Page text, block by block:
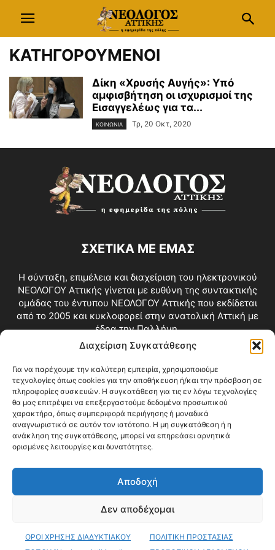
Διαχείριση Συγκατάθεσης
Για να παρέχουμε την καλύτερη εμπειρία, χρησιμοποιούμε
τεχνολογίες όπως cookies για την αποθήκευση ή/και την πρόσβαση σε
πληροφορίες συσκευών. Η συγκατάθεση για τις εν λόγω τεχνολογίες
θα μας επιτρέψει να επεξεργαστούμε δεδομένα προσωπικού
χαρακτήρα, όπως συμπεριφορά περιήγησης ή μοναδικά
αναγνωριστικά σε αυτόν τον ιστότοπο. Η μη συγκατάθεση ή η
ανάκληση της συγκατάθεσης, μπορεί να επηρεάσει αρνητικά
ορισμένες λειτουργίες και δυνατότητες.
Αποδοχή
Δεν αποδέχομαι
ΟΡΟΙ ΧΡΗΣΗΣ ΔΙΑΔΥΚΤΙΑΚΟΥ
ΠΟΛΙΤΙΚΗ ΠΡΟΣΤΑΣΙΑΣ
ΚΑΤΗΓΟΡΟΥΜΕΝΟΙ
Δίκη «Χρυσής Αυγής»: Υπό
αμφισβήτηση οι ισχυρισμοί της
Εισαγγελέως για τα...
ΚΟΙΝΩΝΙΑ Τρ, 20 Οκτ, 2020
ΣΧΕΤΙΚΑ ΜΕ ΕΜΑΣ
Η σύνταξη, επιμέλεια και διαχείριση του ηλεκτρονικού
ΝΕΟΛΟΓΟΥ Αττικής γίνεται με ευθύνη της συντακτικής
ομάδας του έντυπου ΝΕΟΛΟΓΟΥ Αττικής που εκδίδεται
από το 2005 και κυκλοφορεί στην ανατολική Αττική με
έδρα την Παλλήνη.
Επικοινωνία:info@neologosattikis.gr
ΑΚΟΛΟΥΘΗΣΕ ΜΑΣ
Videos Όροι Χρήσης
© Copyright 2026 ΝΕΟΛΟΓΟΣ ΑΤΤΙΚΗΣ • All Rights Reserved •